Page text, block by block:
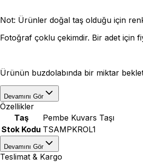
Not: Ürünler doğal taş olduğu için
Fotoğraf çoklu çekimdir. Bir adet için
Ürünün buzdolabında bir miktar
Devamını Gör
Özellikler
Taş
Pembe Kuvars Taşı
Stok Kodu TSAMPKROL1
Devamını Gör
Teslimat & Kargo